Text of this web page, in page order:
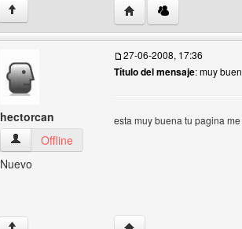
↑ Visitar sitio web del
hectorcan
hectorcan Ver perfil del usuario
Offline
Nuevo
27-06-2008, 17:36
Título del mensaje: muy
esta muy buena tu pagina